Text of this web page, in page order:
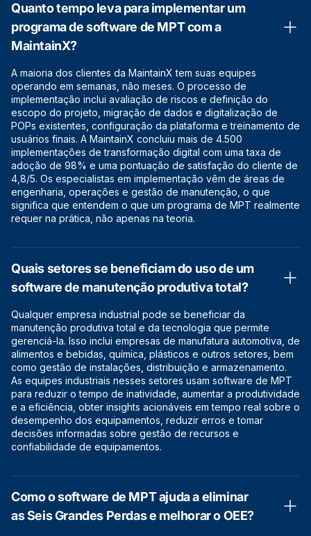
Quanto tempo leva para implementar um
programa de software de MPT com a
MaintainX?
A maioria dos clientes da MaintainX tem suas equipes
operando em semanas, não meses. O processo de
implementação inclui avaliação de riscos e definição do
escopo do projeto, migração de dados e digitalização de
POPs existentes, configuração da plataforma e treinamento de
usuários finais. A MaintainX concluiu mais de 4.500
implementações de transformação digital com uma taxa de
adoção de 98% e uma pontuação de satisfação do cliente de
4,8/5. Os especialistas em implementação vêm de áreas de
engenharia, operações e gestão de manutenção, o que
significa que entendem o que um programa de MPT realmente
requer na prática, não apenas na teoria.
Quais setores se beneficiam do uso de um
software de manutenção produtiva total?
Qualquer empresa industrial pode se beneficiar da
manutenção produtiva total e da tecnologia que permite
gerenciá-la. Isso inclui empresas de manufatura automotiva, de
alimentos e bebidas, química, plásticos e outros setores, bem
como gestão de instalações, distribuição e armazenamento.
As equipes industriais nesses setores usam software de MPT
para reduzir o tempo de inatividade, aumentar a produtividade
e a eficiência, obter insights acionáveis em tempo real sobre o
desempenho dos equipamentos, reduzir erros e tomar
decisões informadas sobre gestão de recursos e
confiabilidade de equipamentos.
Como o software de MPT ajuda a eliminar
as Seis Grandes Perdas e melhorar o OEE?